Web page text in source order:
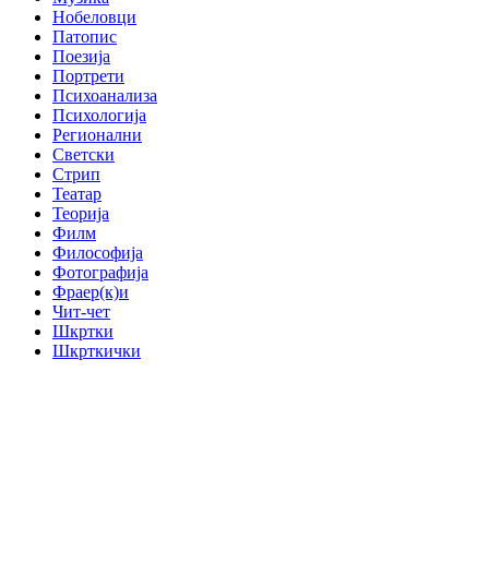
Нобеловци
Патопис
Поезија
Портрети
Психоанализа
Психологија
Регионални
Светски
Стрип
Театар
Теорија
Филм
Философија
Фотографија
Фраер(к)и
Чит-чет
Шкртки
Шкрткички